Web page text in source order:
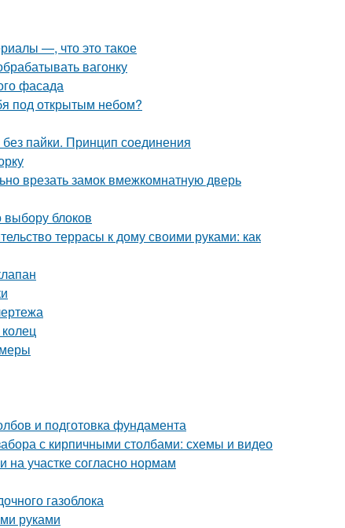
—, что это такое
вагонку
фасада
под открытым небом?
пайки. Принцип соединения
врезать замок вмежкомнатную дверь
блоков
террасы к дому своими руками: как
и подготовка фундамента
с кирпичными столбами: схемы и видео
на участке согласно нормам
газоблока
руками